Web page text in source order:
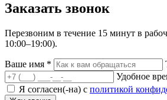
Заказать звонок
Перезвоним в течение 15 минут в
10:00–19:00).
Ваше имя *
Удобное
Я согласен(-на) с политикой